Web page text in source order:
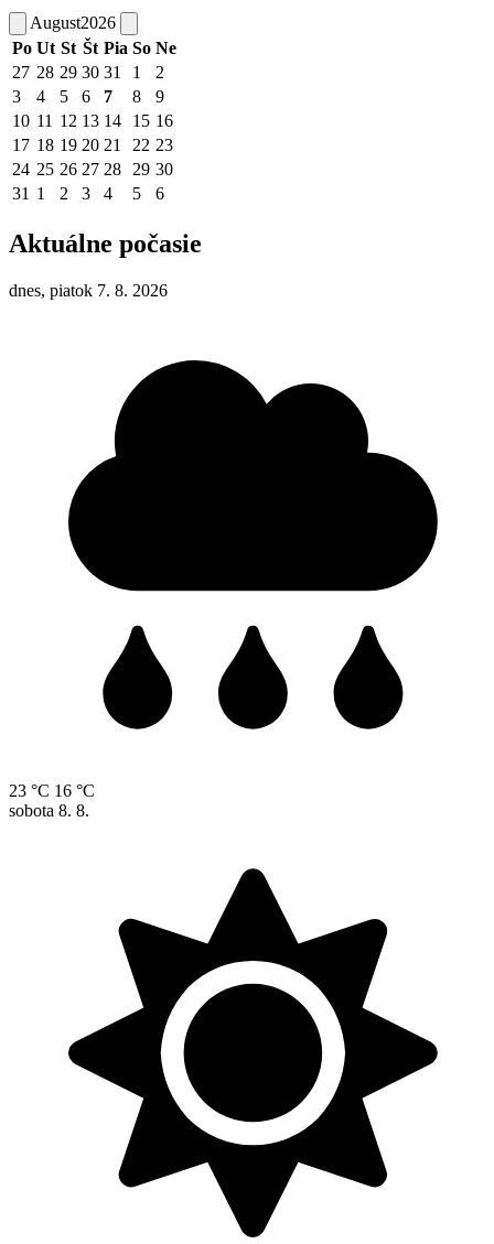
August2026
Po Ut St Št Pia So Ne
27 28 29 30 31 1
2
3
4 5 6 7 8
9
10 11 12 13 14 15 16
17 18 19 20 21 22 23
24 25 26 27 28 29 30
31 1 2 3 4 5 6
Aktuálne počasie
dnes, piatok 7. 8. 2026
23 °C 16 °C
sobota 8. 8.